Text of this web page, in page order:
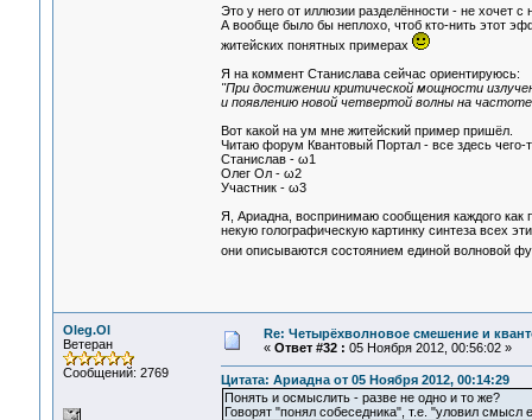
Это у него от иллюзии разделённости - не хочет
А вообще было бы неплохо, чтоб кто-нить этот
житейских понятных примерах
Я на коммент Станислава сейчас ориентируюсь:
"При достижении критической мощности
и появлению новой четвертой волны на
Вот какой на ум мне житейский пример пришёл.
Читаю форум Квантовый Портал - все здесь чего-
Станислав - ω1
Олег Ол - ω2
Участник - ω3
Я, Ариадна, воспринимаю сообщения каждого как
некую голографическую картинку синтеза всех
они описываются состоянием единой волновой
Oleg.Ol
Ветеран
Сообщений: 2769
Re: Четырёхволновое смешение и
« Ответ #32 : 05 Ноября 2012, 00:56:02 »
Цитата: Ариадна от 05 Ноября 2012, 00:14:29
Понять и осмыслить - разве не одно и то же?
Говорят "понял собеседника", т.е. "уловил смысл